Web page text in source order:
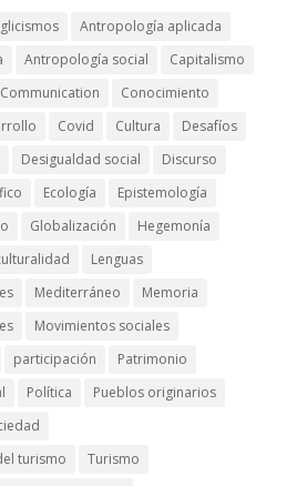
Antropología aplicada
Antropología social
Capitalismo
Communication
Conocimiento
Covid Cultura
Desafíos
Desigualdad social
Discurso
Ecología
Epistemología
Globalización
Hegemonía
Lenguas
Mediterráneo
Memoria
Movimientos sociales
participación
Patrimonio
Política
Pueblos originarios
turismo
Turismo